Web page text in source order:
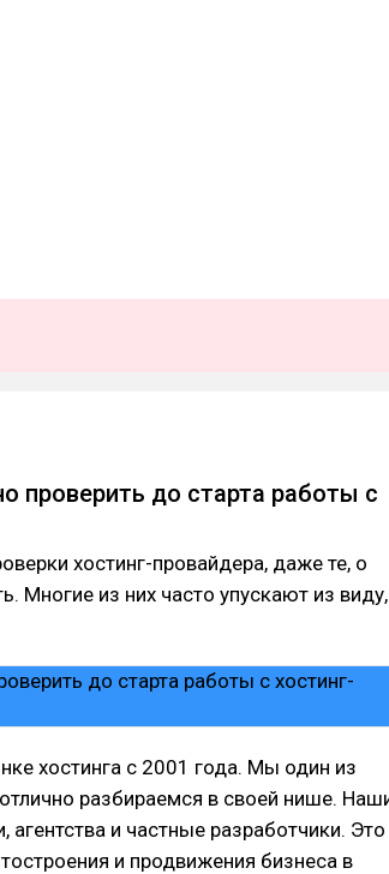
проверить до старта работы с
хостинг-провайдера, даже те, о
Многие из них часто упускают из виду,
хостинга с 2001 года. Мы один из
разбираемся в своей нише.
и частные разработчики. Это
и продвижения бизнеса в